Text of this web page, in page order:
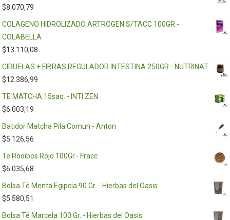
$8.070,79
COLAGENO HIDROLIZADO ARTROGEN S/TACC 100GR -
COLABELLA
$13.110,08
CIRUELAS + FIBRAS REGULADOR INTESTINA 250GR - NUTRINAT
$12.386,99
TE MATCHA 15saq. - INTI ZEN
$6.003,19
Batidor Matcha Pila Comun - Anton
$5.126,56
Te Rooibos Rojo 100Gr.- Fracc
$6.035,68
Bolsa Té Menta Egipcia 90 Gr. - Hierbas del Oasis
$5.580,51
Bolsa Té Marcela 100 Gr. - Hierbas del Oasis